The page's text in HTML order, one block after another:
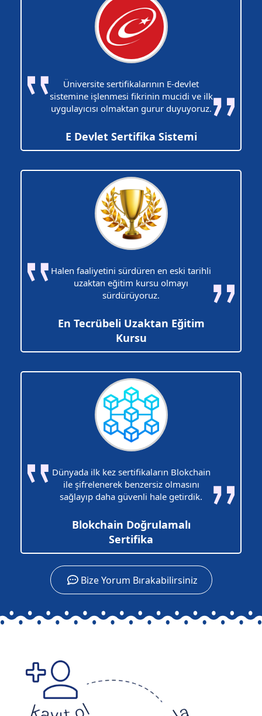
Üniversite sertifikalarının E-devlet
sistemine işlenmesi fikrinin mucidi ve ilk
uygulayıcısı olmaktan gurur duyuyoruz.
E Devlet Sertifika Sistemi
Halen faaliyetini sürdüren en eski tarihli
uzaktan eğitim kursu olmayı
sürdürüyoruz.
En Tecrübeli Uzaktan Eğitim
Kursu
Dünyada ilk kez sertifikaların Blokchain
ile şifrelenerek benzersiz olmasını
sağlayıp daha güvenli hale getirdik.
Blokchain Doğrulamalı
Sertifika
Bize Yorum Bırakabilirsiniz